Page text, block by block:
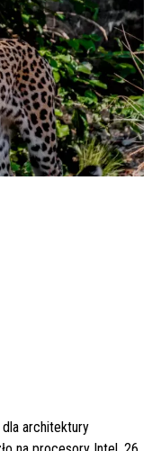
architektury